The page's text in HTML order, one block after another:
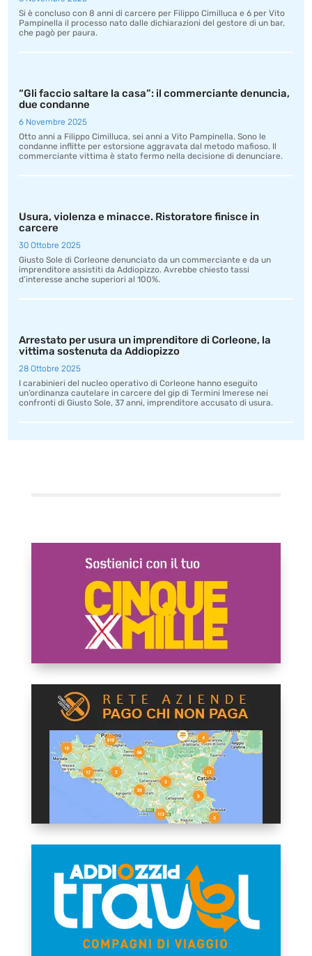
Si è concluso con 8 anni di carcere per Filippo Cimilluca e 6 per Vito
Pampinella il processo nato dalle dichiarazioni del gestore di un bar,
che pagò per paura.
“Gli faccio saltare la casa”: il commerciante denuncia,
due condanne
6 Novembre 2025
Otto anni a Filippo Cimilluca, sei anni a Vito Pampinella. Sono le
condanne inflitte per estorsione aggravata dal metodo mafioso. Il
commerciante vittima è stato fermo nella decisione di denunciare.
Usura, violenza e minacce. Ristoratore finisce in
carcere
30 Ottobre 2025
Giusto Sole di Corleone denunciato da un commerciante e da un
imprenditore assistiti da Addiopizzo. Avrebbe chiesto tassi
d’interesse anche superiori al 100%.
Arrestato per usura un imprenditore di Corleone, la
vittima sostenuta da Addiopizzo
28 Ottobre 2025
I carabinieri del nucleo operativo di Corleone hanno eseguito
un’ordinanza cautelare in carcere del gip di Termini Imerese nei
confronti di Giusto Sole, 37 anni, imprenditore accusato di usura.